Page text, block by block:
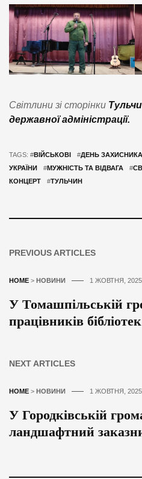
Світлини зі сторінки
державної адміністрації.
TAGS: #ВІЙСЬКОВІ #ДЕНЬ ЗАХИСНИКА
УКРАЇНИ
#МУЖНІСТЬ ТА ВІДВАГА #
КОНЦЕРТ
#ТУЛЬЧИН
PREVIOUS ARTICLES
HOME > НОВИНИ 1 ЖОВТНЯ, 2025
У Томашпільській
працівників бібліотек
NEXT ARTICLES
HOME > НОВИНИ 1 ЖОВТНЯ, 2025
У Городківській
ландшафтний